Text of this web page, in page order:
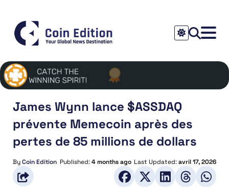
James Wynn lance $ASSDAQ
prévente Memecoin après des
pertes de 85 millions de dollars
ByCoin Edition Published:4 months ago Last Updated:avril 17, 2026